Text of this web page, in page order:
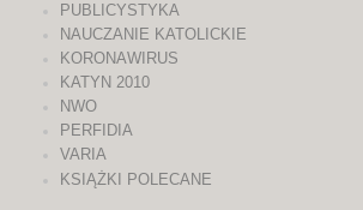
PUBLICYSTYKA
NAUCZANIE KATOLICKIE
KORONAWIRUS
KATYN 2010
NWO
PERFIDIA
VARIA
KSIĄŻKI POLECANE